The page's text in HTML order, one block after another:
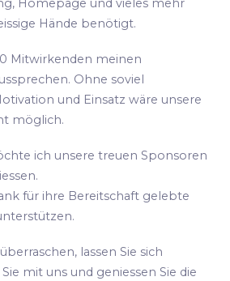
Homepage und vieles mehr
Hände benötigt.
Mitwirkenden meinen
Ohne soviel
und Einsatz wäre unsere
möglich.
ich unsere treuen Sponsoren
für ihre Bereitschaft gelebte
lassen Sie sich
mit uns und geniessen Sie die